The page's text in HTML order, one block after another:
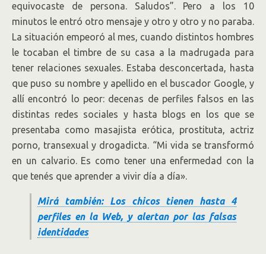
equivocaste de persona. Saludos”. Pero a los 10
minutos le entró otro mensaje y otro y otro y no paraba.
La situación empeoró al mes, cuando distintos hombres
le tocaban el timbre de su casa a la madrugada para
tener relaciones sexuales. Estaba desconcertada, hasta
que puso su nombre y apellido en el buscador Google, y
allí encontró lo peor: decenas de perfiles falsos en las
distintas redes sociales y hasta blogs en los que se
presentaba como masajista erótica, prostituta, actriz
porno, transexual y drogadicta. “Mi vida se transformó
en un calvario. Es como tener una enfermedad con la
que tenés que aprender a vivir día a día».
Mirá también: Los chicos tienen hasta 4
perfiles en la Web, y alertan por las falsas
identidades